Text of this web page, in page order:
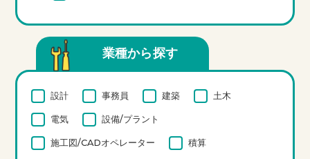
業種から探す
設計 事務員 建築 土木
電気 設備/プラント
施工図/CADオペレーター 積算